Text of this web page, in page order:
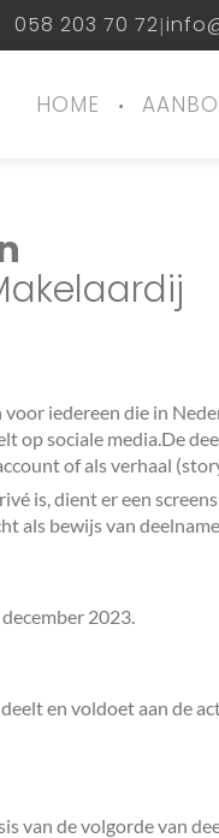
058 203 70 72|
HOME
voor iedereen die in
op sociale media.De
of als verhaal
is, dient er een
als bewijs van
2023.
en voldoet aan de
van de volgorde van